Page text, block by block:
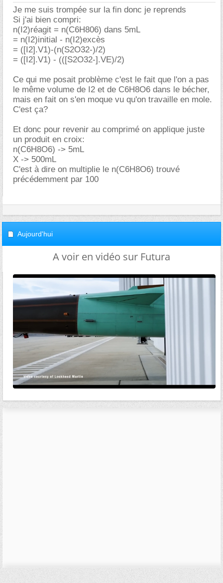
Je me suis trompée sur la fin donc je reprends
Si j'ai bien compri:
n(I2)réagit = n(C6H806) dans 5mL
= n(I2)initial - n(I2)excès
= ([I2].V1)-(n(S2O32-)/2)
= ([I2].V1) - (([S2O32-].VE)/2)
Ce qui me posait problème c'est le fait que l'on a pas
le même volume de I2 et de C6H8O6 dans le bécher,
mais en fait on s'en moque vu qu'on travaille en mole.
C'est ça?
Et donc pour revenir au comprimé on applique juste
un produit en croix:
n(C6H8O6) -> 5mL
X -> 500mL
C'est à dire on multiplie le n(C6H8O6) trouvé
précédemment par 100
Aujourd'hui
A voir en vidéo sur Futura